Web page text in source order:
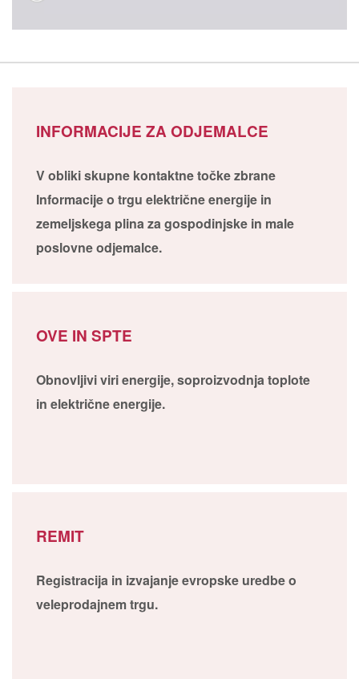
INFORMACIJE ZA ODJEMALCE
V obliki skupne kontaktne točke zbrane
Informacije o trgu električne energije in
zemeljskega plina za gospodinjske in male
poslovne odjemalce.
OVE IN SPTE
Obnovljivi viri energije, soproizvodnja toplote
in električne energije.
REMIT
Registracija in izvajanje evropske uredbe o
veleprodajnem trgu.